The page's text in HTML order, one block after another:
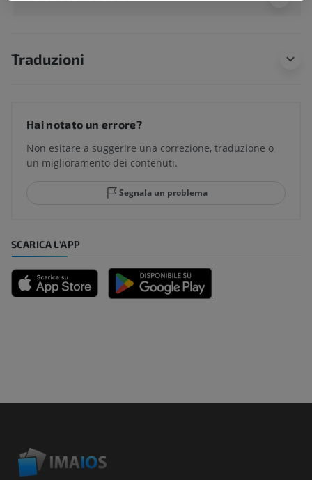
Traduzioni
Hai notato un errore?
Non esitare a suggerire una correzione, traduzione o
un miglioramento dei contenuti.
Segnala un problema
SCARICA L'APP